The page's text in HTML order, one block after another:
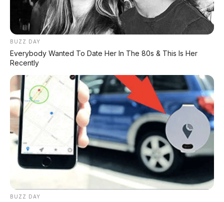
DIJUAL : Xpander Ultimate 2019 Matic Surat
Bali – Kondisi Istimewa, KM 37.000
DATABASE ARTIKEL
Leapmotor B01: Sedan Listrik Kompak 800V dengan
Range 670 Km
BUZZ DAY
Everybody Wanted To Date Her In The 80s & This Is Her
Recently
BUZZ DAY